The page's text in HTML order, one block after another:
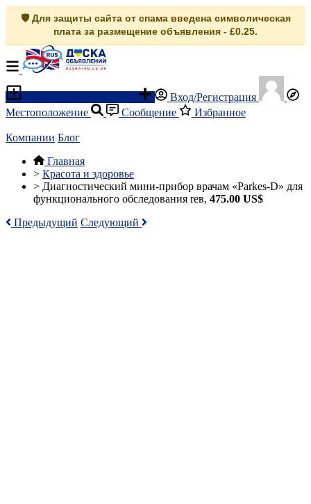
🛡️ Для защиты сайта от спама введена символическая
плата за размещение объявления - £0.25.
Вход/Регистрация
Местоположение
Сообщение Избранное
Компании Блог
Главная
> Красота и здоровье
> Диагностический мини-прибор врачам «Parkes-D» для
функционального обследования reв, 475.00 US$
Предыдущий Следующий